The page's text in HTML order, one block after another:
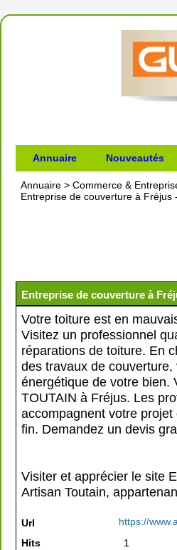
Annuaire Nouveautés
Annuaire > Commerce &
Entreprise de couverture à Fréjus
Entreprise de couverture à
Votre toiture est en
Visitez un professionnel
réparations de toiture. En
des travaux de
énergétique de votre bien.
TOUTAIN à Fréjus. Les
accompagnent votre
fin. Demandez un devis
Visiter et apprécier le site
Artisan Toutain,
Url
https://
Hits
1